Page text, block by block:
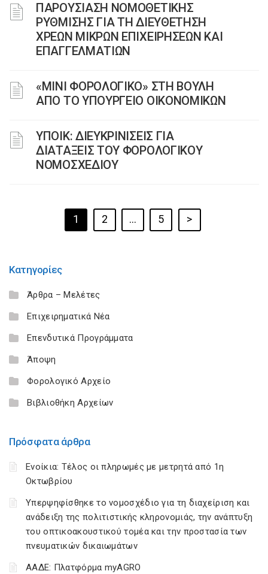
ΠΑΡΟΥΣΙΑΣΗ ΝΟΜΟΘΕΤΙΚΗΣ
ΡΥΘΜΙΣΗΣ ΓΙΑ ΤΗ ΔΙΕΥΘΕΤΗΣΗ
ΧΡΕΩΝ ΜΙΚΡΩΝ ΕΠΙΧΕΙΡΗΣΕΩΝ ΚΑΙ
ΕΠΑΓΓΕΛΜΑΤΙΩΝ
«ΜΙΝΙ ΦΟΡΟΛΟΓΙΚΟ» ΣΤΗ ΒΟΥΛΗ
ΑΠΟ ΤΟ ΥΠΟΥΡΓΕΙΟ ΟΙΚΟΝΟΜΙΚΩΝ
ΥΠΟΙΚ: ΔΙΕΥΚΡΙΝΙΣΕΙΣ ΓΙΑ
ΔΙΑΤΑΞΕΙΣ ΤΟΥ ΦΟΡΟΛΟΓΙΚΟΥ
ΝΟΜΟΣΧΕΔΙΟΥ
1 2 … 5 >
Κατηγορίες
Άρθρα – Μελέτες
Επιχειρηματικά Νέα
Επενδυτικά Προγράμματα
Άποψη
Φορολογικό Αρχείο
Βιβλιοθήκη Αρχείων
Πρόσφατα άρθρα
Ενοίκια: Τέλος οι πληρωμές με μετρητά από 1η
Οκτωβρίου
Υπερψηφίσθηκε το νομοσχέδιο για τη διαχείριση και
ανάδειξη της πολιτιστικής κληρονομιάς, την ανάπτυξη
του οπτικοακουστικού τομέα και την προστασία των
πνευματικών δικαιωμάτων
ΑΑΔΕ: Πλατφόρμα myAGRO